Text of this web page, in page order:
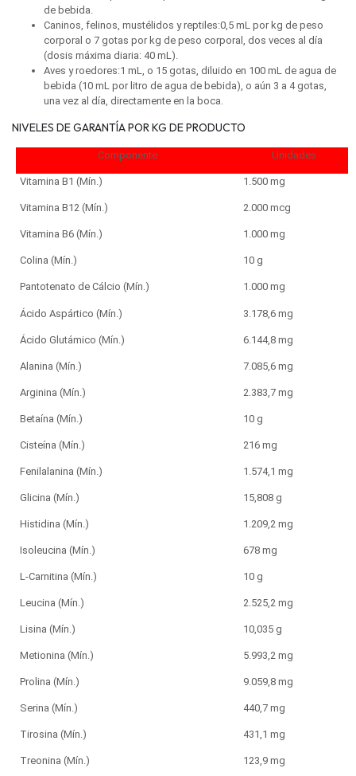
de bebida.
Caninos, felinos, mustélidos y reptiles:0,5 mL por kg de peso
corporal o 7 gotas por kg de peso corporal, dos veces al día
(dosis máxima diaria: 40 mL).
Aves y roedores:1 mL, o 15 gotas, diluido en 100 mL de agua de
bebida (10 mL por litro de agua de bebida), o aún 3 a 4 gotas,
una vez al día, directamente en la boca.
NIVELES DE GARANTÍA POR KG DE PRODUCTO
Componente Unidades
Vitamina B1 (Mín.) 1.500 mg
Vitamina B12 (Mín.) 2.000 mcg
Vitamina B6 (Mín.) 1.000 mg
Colina (Mín.) 10 g
Pantotenato de Cálcio (Mín.) 1.000 mg
Ácido Aspártico (Mín.) 3.178,6 mg
Ácido Glutámico (Mín.) 6.144,8 mg
Alanina (Mín.) 7.085,6 mg
Arginina (Mín.) 2.383,7 mg
Betaína (Mín.) 10 g
Cisteína (Mín.) 216 mg
Fenilalanina (Mín.) 1.574,1 mg
Glicina (Mín.) 15,808 g
Histidina (Mín.) 1.209,2 mg
Isoleucina (Mín.) 678 mg
L-Carnitina (Mín.) 10 g
Leucina (Mín.) 2.525,2 mg
Lisina (Mín.) 10,035 g
Metionina (Mín.) 5.993,2 mg
Prolina (Mín.) 9.059,8 mg
Serina (Mín.) 440,7 mg
Tirosina (Mín.) 431,1 mg
Treonina (Mín.) 123,9 mg